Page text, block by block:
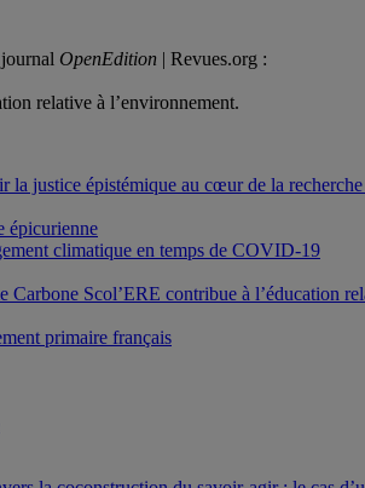
OpenEdition | Revues.org :
relative à l’environnement.
la justice épistémique au cœur de la
épicurienne
climatique en temps de COVID-19
Carbone Scol’ERE contribue à l’éducation
primaire français